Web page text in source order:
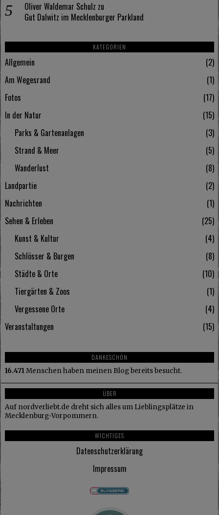
Oliver Waldemar Schulz zu
Gut Dalwitz im Mecklenburger Parkland
KATEGORIEN
Allgemein
2
Am Wegesrand
1
Fotos
17
In der Natur
15
Parks & Gartenanlagen
3
Strand & Meer
5
Wanderlust
8
Landpartie
2
Nachrichten
1
Sehen & Erleben
25
Kunst & Kultur
4
Schlösser & Burgen
8
Städte & Orte
10
Tiergärten & Zoos
1
Vergessene Orte
4
Veranstaltungen
15
DANKESCHÖN
16.471Menschen haben meinen Blog bereits besucht.
ÜBER
Auf nordverliebt.de dreht sich alles um Lieblingsplätze in
Mecklenburg-Vorpommern.
WICHTIGES
Datenschutzerklärung
Impressum